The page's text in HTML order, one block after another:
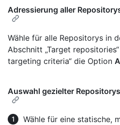
Adressierung aller
Wähle für alle Repositorys in
Abschnitt „Target
targeting criteria“ die Option
Auswahl gezielter
Wähle für eine statische,